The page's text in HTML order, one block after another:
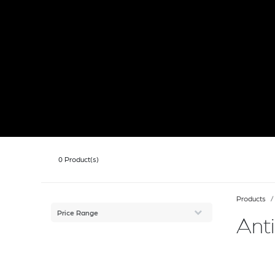
0 Product(s)
Price Range
Products